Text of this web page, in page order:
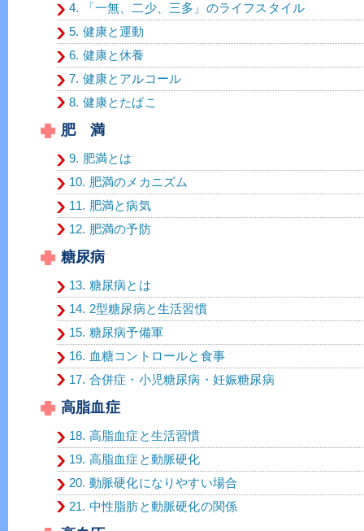
4. 「一無、二少、三多」のライフスタイル
5. 健康と運動
6. 健康と休養
7. 健康とアルコール
8. 健康とたばこ
肥 満
9. 肥満とは
10. 肥満のメカニズム
11. 肥満と病気
12. 肥満の予防
糖尿病
13. 糖尿病とは
14. 2型糖尿病と生活習慣
15. 糖尿病予備軍
16. 血糖コントロールと食事
17. 合併症・小児糖尿病・妊娠糖尿病
高脂血症
18. 高脂血症と生活習慣
19. 高脂血症と動脈硬化
20. 動脈硬化になりやすい場合
21. 中性脂肪と動脈硬化の関係